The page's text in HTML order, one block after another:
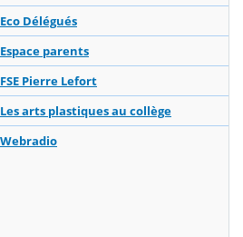
Eco Délégués
Espace parents
FSE Pierre Lefort
Les arts plastiques au collège
Webradio